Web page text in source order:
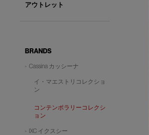
アウトレット
BRANDS
Cassina カッシーナ
イ・マエストリコレクショ
ン
コンテンポラリーコレクシ
ョン
IXC イクスシー